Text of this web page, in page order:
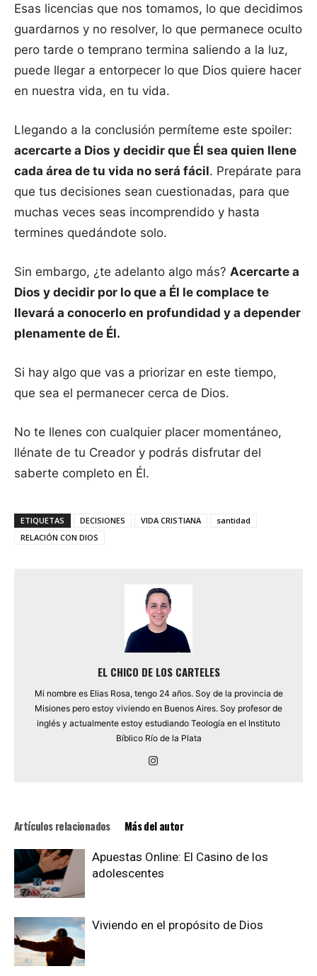
Esas licencias que nos tomamos, lo que decidimos
guardarnos y no resolver, lo que permanece oculto
pero tarde o temprano termina saliendo a la luz,
puede llegar a entorpecer lo que Dios quiere hacer
en nuestra vida, en tu vida.
Llegando a la conclusión permíteme este spoiler:
acercarte a Dios y decidir que Él sea quien llene
cada área de tu vida no será fácil. Prepárate para
que tus decisiones sean cuestionadas, para que
muchas veces seas incomprendido y hasta
termines quedándote solo.
Sin embargo, ¿te adelanto algo más? Acercarte a
Dios y decidir por lo que a Él le complace te
llevará a conocerlo en profundidad y a depender
plenamente de Él.
Si hay algo que vas a priorizar en este tiempo,
que sea el permanecer cerca de Dios.
No te llenes con cualquier placer momentáneo,
llénate de tu Creador y podrás disfrutar del
saberte completo en Él.
ETIQUETAS DECISIONES VIDA CRISTIANA
santidad
RELACIÓN CON DIOS
EL CHICO DE LOS CARTELES
Mi nombre es Elias Rosa, tengo 24 años. Soy de la provincia de
Misiones pero estoy viviendo en Buenos Aires. Soy profesor de
inglés y actualmente estoy estudiando Teología en el Instituto
Bíblico Río de la Plata
Artículos relacionados Más del autor
Apuestas Online: El Casino de los
adolescentes
Viviendo en el propósito de Dios